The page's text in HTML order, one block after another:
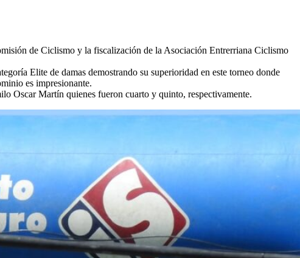
de Ciclismo y la fiscalización de la Asociación Entrerriana Ciclismo
Elite de damas demostrando su superioridad en este torneo donde
es impresionante.
Oscar Martín quienes fueron cuarto y quinto, respectivamente.